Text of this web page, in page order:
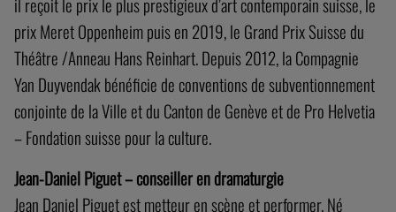
prix Meret Oppenheim puis en 2019, le Grand Prix Suisse du
Théâtre /Anneau Hans Reinhart. Depuis 2012, la Compagnie
Yan Duyvendak bénéficie de conventions de subventionnement
conjointe de la Ville et du Canton de Genève et de Pro Helvetia
– Fondation suisse pour la culture.
Jean-Daniel Piguet – conseiller en dramaturgie
Jean Daniel Piguet est metteur en scène et performer. Né